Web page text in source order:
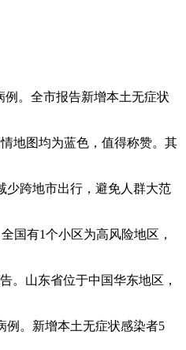
例。全市报告新增本土无症状
地图均为蓝色，值得称赞。其
少跨地市出行，避免人群大范
国有1个小区为高风险地区，
。山东省位于中国华东地区，
例。新增本土无症状感染者5